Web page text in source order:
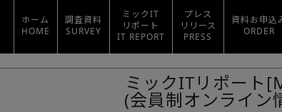
ホーム
HOME
調査資料
SURVEY
ミックIT
リポート
IT REPORT
プレス
リリース
PRESS
資料お申込
ORDER
ミックITリポート
(会員制オンライン